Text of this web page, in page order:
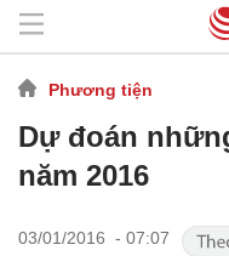
Phương tiện
Dự đoán
năm 2016
03/01/2016 - 07:07